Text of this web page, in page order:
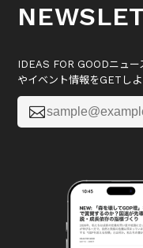
IDEAS FOR GOODニュー
やイベント情報をGETしよ
